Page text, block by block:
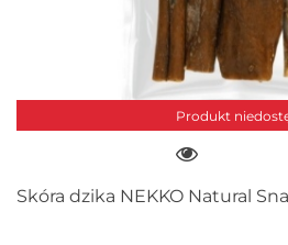
Produkt
Skóra dzika NEKKO Natural